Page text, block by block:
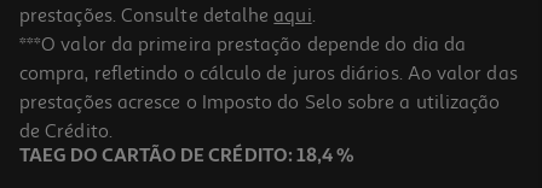
prestações. Consulte detalhe aqui.
***O valor da primeira prestação depende do dia da
compra, refletindo o cálculo de juros diários. Ao valor das
prestações acresce o Imposto do Selo sobre a utilização
de Crédito.
TAEG DO CARTÃO DE CRÉDITO: 18,4 %